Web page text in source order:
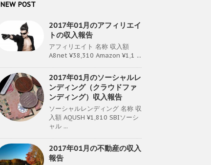
NEW POST
2017年01月のアフィリエイ
トの収入報告
アフィリエイト 名称 収入額
A8net ¥38,310 Amazon ¥1,1 ...
2017年01月のソーシャルレ
ンディング（クラウドファ
ンディング）収入報告
ソーシャルレンディング 名称 収
入額 AQUSH ¥1,810 SBIソーシ
ャル ...
2017年01月の不動産の収入
報告